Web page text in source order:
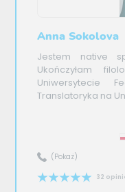
Anna Sokolova
Jestem native
Ukończyłam
Uniwersytecie
Translatoryka na
(Pokaż)
32